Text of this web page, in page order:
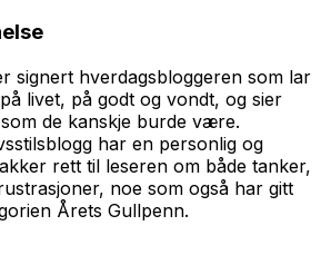
signert hverdagsbloggeren som lar
livet, på godt og vondt, og sier
de kanskje burde være.
har en personlig og
rett til leseren om både tanker,
noe som også har gitt
Årets Gullpenn.